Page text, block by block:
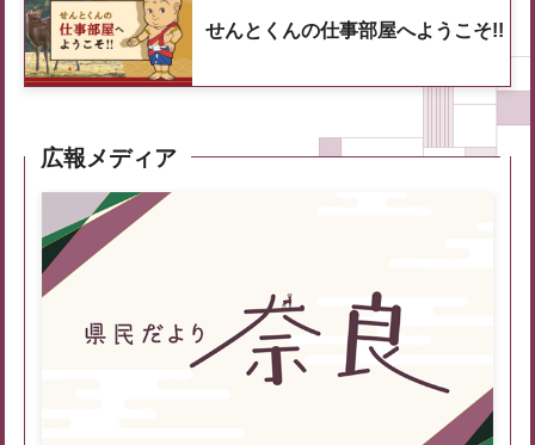
せんとくんの仕事部屋へようこそ!!
広報メディア